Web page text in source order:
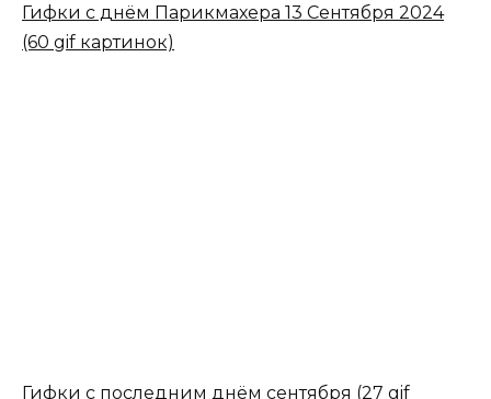
Гифки с днём Парикмахера 13 Сентября 2024
(60 gif картинок)
Гифки с последним днём сентября (27 gif